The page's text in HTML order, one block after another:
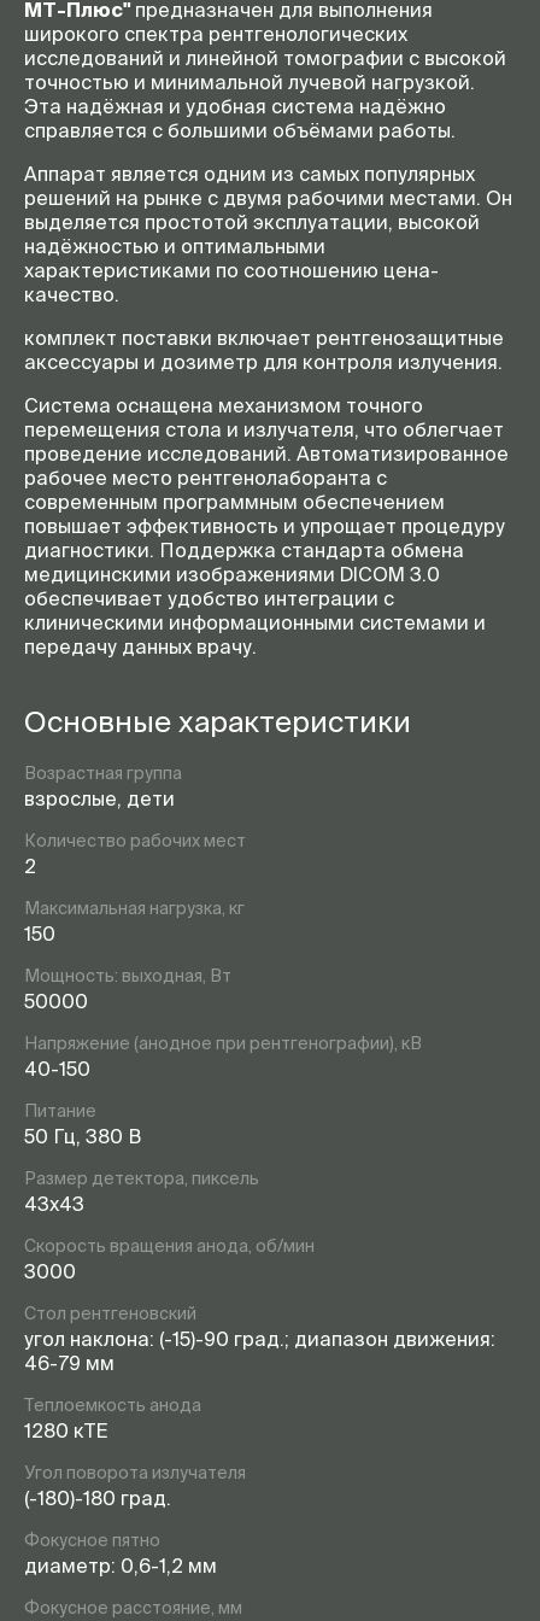
МТ-Плюс" предназначен для выполнения
широкого спектра рентгенологических
исследований и линейной томографии с высокой
точностью и минимальной лучевой нагрузкой.
Эта надёжная и удобная система надёжно
справляется с большими объёмами работы.
Аппарат является одним из самых популярных
решений на рынке с двумя рабочими местами. Он
выделяется простотой эксплуатации, высокой
надёжностью и оптимальными
характеристиками по соотношению цена-
качество.
комплект поставки включает рентгенозащитные
аксессуары и дозиметр для контроля излучения.
Система оснащена механизмом точного
перемещения стола и излучателя, что облегчает
проведение исследований. Автоматизированное
рабочее место рентгенолаборанта с
современным программным обеспечением
повышает эффективность и упрощает процедуру
диагностики. Поддержка стандарта обмена
медицинскими изображениями DICOM 3.0
обеспечивает удобство интеграции с
клиническими информационными системами и
передачу данных врачу.
Основные характеристики
Возрастная группа
взрослые, дети
Количество рабочих мест
2
Максимальная нагрузка, кг
150
Мощность: выходная, Вт
50000
Напряжение (анодное при рентгенографии), кВ
40-150
Питание
50 Гц, 380 В
Размер детектора, пиксель
43х43
Скорость вращения анода, об/мин
3000
Стол рентгеновский
угол наклона: (-15)-90 град.; диапазон движения:
46-79 мм
Теплоемкость анода
1280 кТЕ
Угол поворота излучателя
(-180)-180 град.
Фокусное пятно
диаметр: 0,6-1,2 мм
Фокусное расстояние, мм